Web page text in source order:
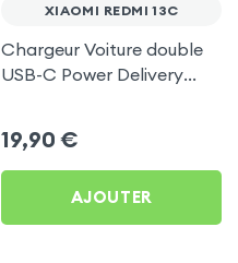
XIAOMI REDMI 13C
Chargeur Voiture double
USB-C Power Delivery
19,90 €
AJOUTER